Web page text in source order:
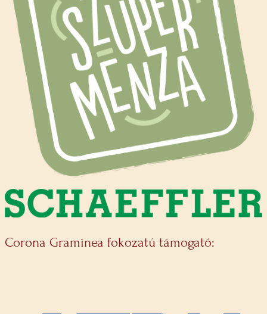
Corona Graminea fokozatú támogató: